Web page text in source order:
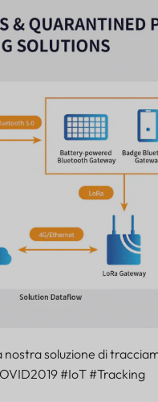
nostra soluzione di
#IoT #Tracking